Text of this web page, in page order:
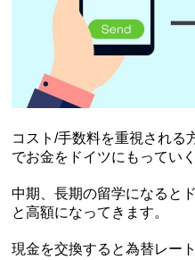
コスト/手数料を重視される
でお金をドイツにもってい
中期、長期の留学になると
と高額になってきます。
現金を交換すると為替レー